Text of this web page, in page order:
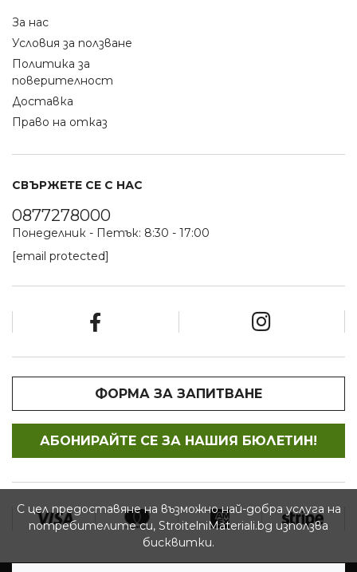
За нас
Условия за ползване
Политика за
поверителност
Доставка
Право на отказ
СВЪРЖЕТЕ СЕ С НАС
0877278000
Понеделник - Петък: 8:30 - 17:00
[email protected]
ФОРМА ЗА ЗАПИТВАНЕ
АБОНИРАЙТЕ СЕ ЗА НАШИЯ БЮЛЕТИН!
С цел предоставяне на възможно най-добра услуга на
потребителите си, StroitelniMateriali.bg използва
бисквитки.